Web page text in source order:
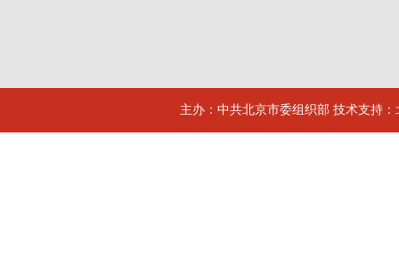
主办：中共北京市委组织部 技术支持